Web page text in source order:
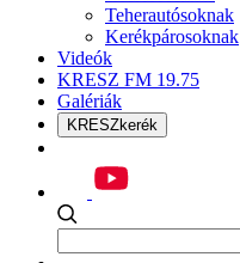
Teherautósoknak
Kerékpárosoknak
Videók
KRESZ FM 19.75
Galériák
KRESZkerék